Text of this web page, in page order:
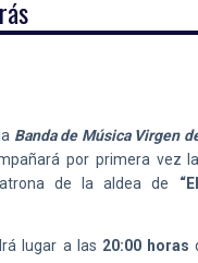
Banda de Música Virgen
por primera vez
de la aldea de
lugar a las 20:00 horas